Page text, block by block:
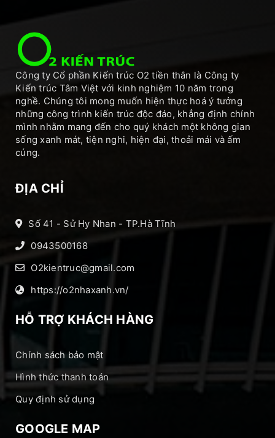
Công ty Cổ phần Kiến trúc O2 tiền thân là Công ty
Kiến trúc Tâm Việt với kinh nghiệm 10 năm trong
nghề. Chúng tôi mong muốn hiện thực hoá ý tưởng
những công trình kiến trúc độc đáo, khẳng định chính
mình nhằm mang đến cho quý khách một không gian
sống xanh mát, tiện nghi, hiện đại, thoải mái và ấm
cúng.
ĐỊA CHỈ
Số 41 - Sử Hy Nhan - TP.Hà Tĩnh
0943500168
O2kientruc@gmail.com
https://o2nhaxanh.vn/
HỖ TRỢ KHÁCH HÀNG
Chính sách bảo mật
Hình thức thanh toán
Quy định sử dụng
GOOGLE MAP